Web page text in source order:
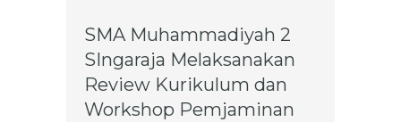
SMA Muhammadiyah 2
SIngaraja Melaksanakan
Review Kurikulum dan
Workshop Pemjaminan